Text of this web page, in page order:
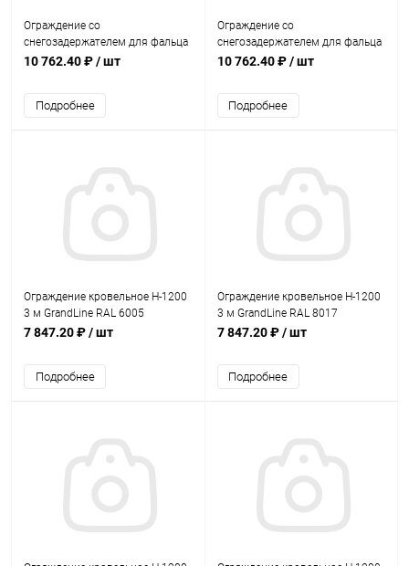
Ограждение со
снегозадержателем для фальца
Н-900 3 м GrandLine RAL 9003
10 762.40 ₽/ шт
Подробнее
Ограждение со
снегозадержателем для фальца
Н-900 3 м GrandLine RR 11
10 762.40 ₽/ шт
Подробнее
Ограждение кровельное Н-1200
3 м GrandLine RAL 6005
7 847.20 ₽/ шт
Подробнее
Ограждение кровельное Н-1200
3 м GrandLine RAL 8017
7 847.20 ₽/ шт
Подробнее